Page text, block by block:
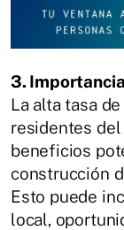
3.
La alta tasa
residentes
beneficios
construcción
Esto puede
local,